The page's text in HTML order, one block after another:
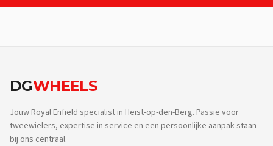
DGWHEELS
Jouw Royal Enfield specialist in Heist-op-den-Berg. Passie voor
tweewielers, expertise in service en een persoonlijke aanpak staan
bij ons centraal.